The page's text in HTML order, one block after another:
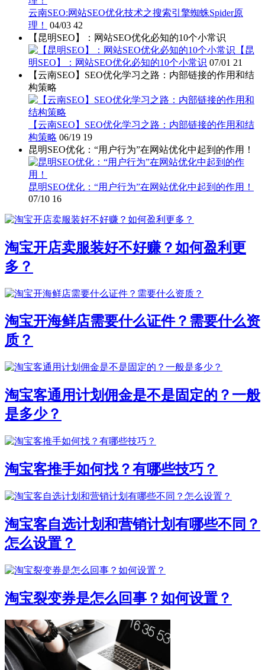
云南SEO:网站SEO优化技术之搜索引擎蜘蛛Spider原
理！
04/03 42
【昆明SEO】：网站SEO优化必知的10个小常识
【昆
明SEO】：网站SEO优化必知的10个小常识 07/01 21
【云南SEO】SEO优化学习之路：内部链接的作用和结
构策略
【云南SEO】SEO优化学习之路：内部链接的作用和结
构策略 06/19 19
昆明SEO优化：“用户行为”在网站优化中起到的作用！
昆明SEO优化：“用户行为”在网站优化中起到的作用！
07/10 16
淘宝开店卖服装好不好赚？如何盈利更
多？
淘宝开海鲜店需要什么证件？需要什么资
质？
淘宝客通用计划佣金是不是固定的？一般
是多少？
淘宝客推手如何找？有哪些技巧？
淘宝客自选计划和营销计划有哪些不同？
怎么设置？
淘宝裂变券是怎么回事？如何设置？